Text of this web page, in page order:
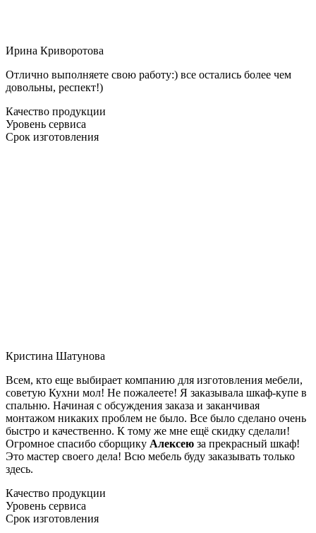
Ирина Криворотова
Отлично выполняете свою работу:) все остались более чем
довольны, респект!)
Качество продукции
Уровень сервиса
Срок изготовления
Кристина Шатунова
Всем, кто еще выбирает компанию для изготовления мебели,
советую Кухни мол! Не пожалеете! Я заказывала шкаф-купе в
спальню. Начиная с обсуждения заказа и заканчивая
монтажом никаких проблем не было. Все было сделано очень
быстро и качественно. К тому же мне ещё скидку сделали!
Огромное спасибо сборщику Алексею за прекрасный шкаф!
Это мастер своего дела! Всю мебель буду заказывать только
здесь.
Качество продукции
Уровень сервиса
Срок изготовления